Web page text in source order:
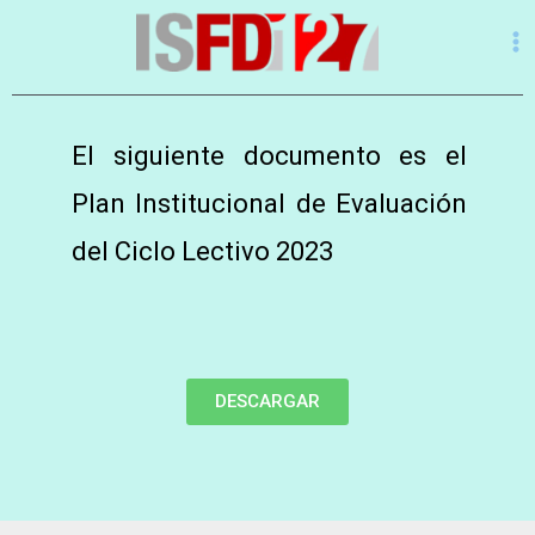
El siguiente documento es el
Plan Institucional de Evaluación
del Ciclo Lectivo 2023
DESCARGAR